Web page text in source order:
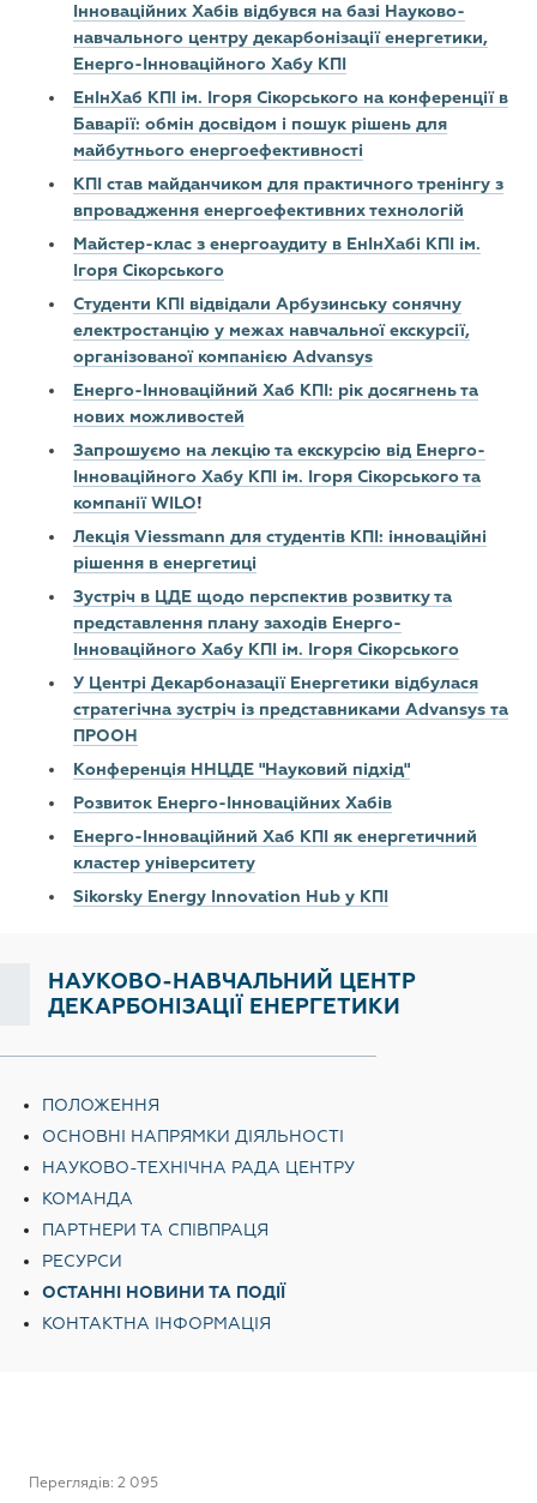
Інноваційних Хабів відбувся на базі Науково-
навчального центру декарбонізації енергетики,
Енерго-Інноваційного Хабу КПІ
ЕнІнХаб КПІ ім. Ігоря Сікорського на конференції в
Баварії: обмін досвідом і пошук рішень для
майбутнього енергоефективності
КПІ став майданчиком для практичного тренінгу з
впровадження енергоефективних технологій
Майстер-клас з енергоаудиту в ЕнІнХабі КПІ ім.
Ігоря Сікорського
Студенти КПІ відвідали Арбузинську сонячну
електростанцію у межах навчальної екскурсії,
організованої компанією Advansys
Енерго-Інноваційний Хаб КПІ: рік досягнень та
нових можливостей
Запрошуємо на лекцію та екскурсію від Енерго-
Інноваційного Хабу КПІ ім. Ігоря Сікорського та
компанії WILO!
Лекція Viessmann для студентів КПІ: інноваційні
рішення в енергетиці
Зустріч в ЦДЕ щодо перспектив розвитку та
представлення плану заходів Енерго-
Інноваційного Хабу КПІ ім. Ігоря Сікорського
У Центрі Декарбоназації Енергетики відбулася
стратегічна зустріч із представниками Advansys та
ПРООН
Конференція ННЦДЕ "Науковий підхід"
Розвиток Енерго-Інноваційних Хабів
Енерго-Інноваційний Хаб КПІ як енергетичний
кластер університету
Sikorsky Energy Innovation Hub у КПІ
НАУКОВО-НАВЧАЛЬНИЙ ЦЕНТР
ДЕКАРБОНІЗАЦІЇ ЕНЕРГЕТИКИ
ПОЛОЖЕННЯ
ОСНОВНІ НАПРЯМКИ ДІЯЛЬНОСТІ
НАУКОВО-ТЕХНІЧНА РАДА ЦЕНТРУ
КОМАНДА
ПАРТНЕРИ ТА СПІВПРАЦЯ
РЕСУРСИ
ОСТАННІ НОВИНИ ТА ПОДІЇ
КОНТАКТНА ІНФОРМАЦІЯ
Переглядів: 2 095